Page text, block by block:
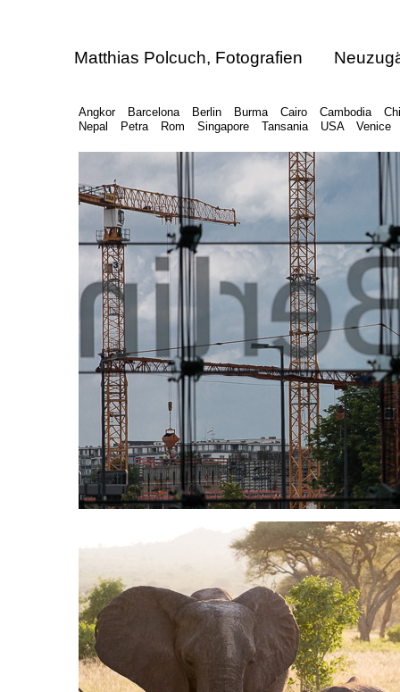
Matthias Polcuch, Fotografien
Angkor Barcelona Berlin Burma Cairo Cambodia
Nepal
Petra Rom Singapore Tansania USA Venice